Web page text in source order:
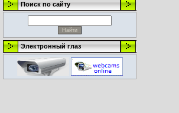
Поиск по сайту
Электронный глаз